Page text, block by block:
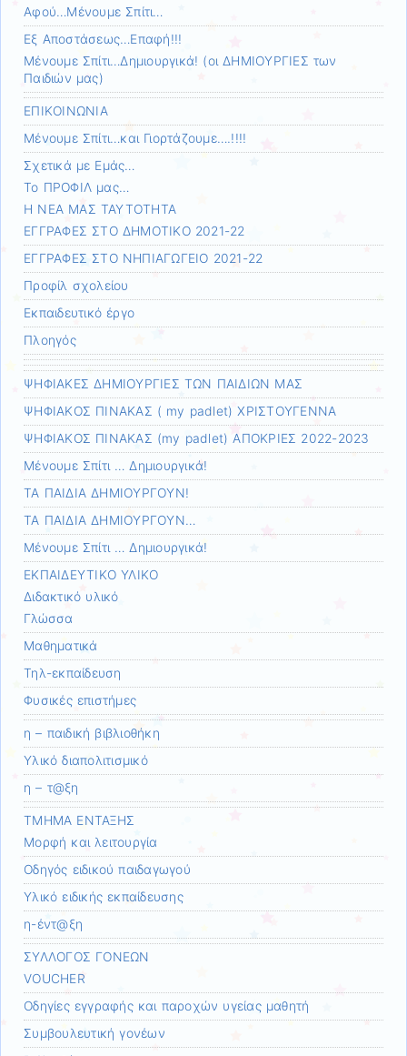
Αφού…Μένουμε Σπίτι…
Εξ Αποστάσεως…Επαφή!!!
Μένουμε Σπίτι…Δημιουργικά! (οι ΔΗΜΙΟΥΡΓΙΕΣ των
Παιδιών μας)
ΕΠΙΚΟΙΝΩΝΙΑ
Μένουμε Σπίτι…και Γιορτάζουμε….!!!!
Σχετικά με Εμάς…
Το ΠΡΟΦΙΛ μας…
Η ΝΕΑ ΜΑΣ ΤΑΥΤΟΤΗΤΑ
ΕΓΓΡΑΦΕΣ ΣΤΟ ΔΗΜΟΤΙΚΟ 2021-22
ΕΓΓΡΑΦΕΣ ΣΤΟ ΝΗΠΙΑΓΩΓΕΙΟ 2021-22
Προφίλ σχολείου
Εκπαιδευτικό έργο
Πλοηγός
ΨΗΦΙΑΚΕΣ ΔΗΜΙΟΥΡΓΙΕΣ ΤΩΝ ΠΑΙΔΙΩΝ ΜΑΣ
ΨΗΦΙΑΚΟΣ ΠΙΝΑΚΑΣ ( my padlet) ΧΡΙΣΤΟΥΓΕΝΝΑ
ΨΗΦΙΑΚΟΣ ΠΙΝΑΚΑΣ (my padlet) ΑΠΟΚΡΙΕΣ 2022-2023
Μένουμε Σπίτι … Δημιουργικά!
ΤΑ ΠΑΙΔΙΑ ΔΗΜΙΟΥΡΓΟΥΝ!
ΤΑ ΠΑΙΔΙΑ ΔΗΜΙΟΥΡΓΟΥΝ…
Μένουμε Σπίτι … Δημιουργικά!
ΕΚΠΑΙΔΕΥΤΙΚΟ ΥΛΙΚΟ
Διδακτικό υλικό
Γλώσσα
Μαθηματικά
Τηλ-εκπαίδευση
Φυσικές επιστήμες
η – παιδική βιβλιοθήκη
Υλικό διαπολιτισμικό
η – τ@ξη
ΤΜΗΜΑ ΕΝΤΑΞΗΣ
Μορφή και λειτουργία
Οδηγός ειδικού παιδαγωγού
Υλικό ειδικής εκπαίδευσης
η-έντ@ξη
ΣΥΛΛΟΓΟΣ ΓΟΝΕΩΝ
VOUCHER
Οδηγίες εγγραφής και παροχών υγείας μαθητή
Συμβουλευτική γονέων